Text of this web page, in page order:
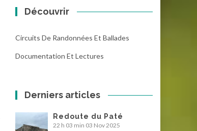
Découvrir
Circuits De Randonnées Et Ballades
Documentation Et Lectures
Derniers articles
Redoute du Paté
22 h 03 min 03 Nov 2025